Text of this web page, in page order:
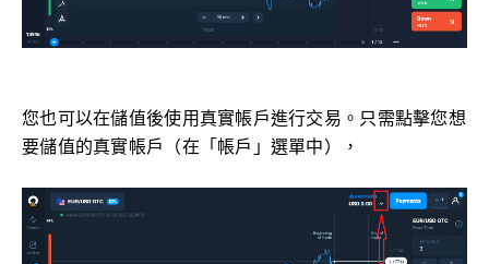
您也可以在儲值後使用真實帳戶進行交易。只需點擊您想
要儲值的真實帳戶（在「帳戶」選單中），